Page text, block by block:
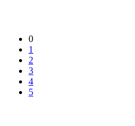
0
1
2
3
4
5